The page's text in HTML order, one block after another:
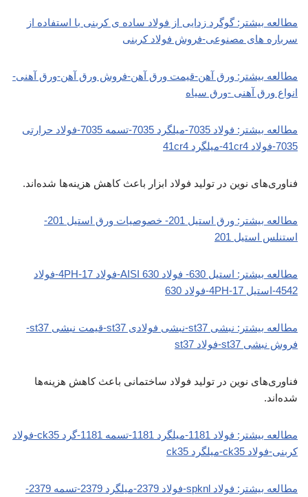
مطالعه بیشتر: گوگرد زدایی از فولاد ساده ی کربنی با استفاده از
سرباره های مصنوعی-فروش فولاد کربنی
مطالعه بیشتر: ورق آهن-قیمت ورق آهن-فروش ورق آهن-ورق آهنی-
انواع ورق آهنی -ورق سیاه
مطالعه بیشتر: فولاد 7035-میلگرد 7035-تسمه 7035-فولاد حرارتی
7035-فولاد 41cr4-میلگرد 41cr4
فناوری‌های نوین در تولید فولاد ابزار باعث کاهش هزینه‌ها شده‌اند.
مطالعه بیشتر: ورق استیل 201- خصوصیات ورق استیل 201-
استنلس استیل 201
مطالعه بیشتر: استیل 630- فولاد AISI 630-فولاد 17-4PH-فولاد
4542-استیل 17-4PH-فولاد 630
مطالعه بیشتر: نبشی st37-نبشی فولادی st37-قیمت نبشی st37-
فروش نبشی st37-فولاد st37
فناوری‌های نوین در تولید فولاد ساختمانی باعث کاهش هزینه‌ها
شده‌اند.
مطالعه بیشتر: فولاد 1181-میلگرد 1181-تسمه 1181-گرد ck35-فولاد
کربنی-فولاد ck35-میلگرد ck35
مطالعه بیشتر: فولاد spknl-فولاد 2379-میلگرد 2379-تسمه 2379-